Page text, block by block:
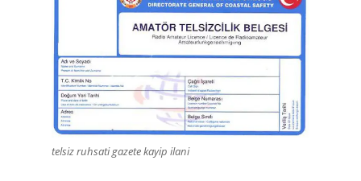
telsiz ruhsati gazete kayip ilani